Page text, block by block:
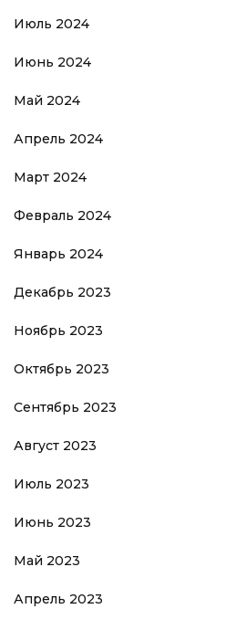
Июль 2024
Июнь 2024
Май 2024
Апрель 2024
Март 2024
Февраль 2024
Январь 2024
Декабрь 2023
Ноябрь 2023
Октябрь 2023
Сентябрь 2023
Август 2023
Июль 2023
Июнь 2023
Май 2023
Апрель 2023